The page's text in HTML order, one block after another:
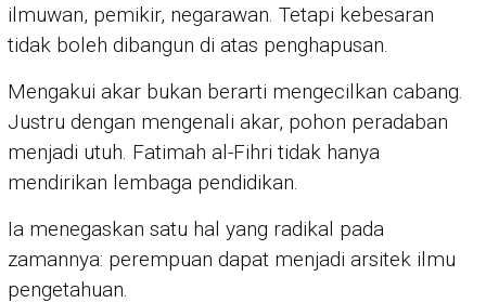
ilmuwan, pemikir, negarawan. Tetapi kebesaran
tidak boleh dibangun di atas penghapusan.
Mengakui akar bukan berarti mengecilkan cabang.
Justru dengan mengenali akar, pohon peradaban
menjadi utuh. Fatimah al-Fihri tidak hanya
mendirikan lembaga pendidikan.
Ia menegaskan satu hal yang radikal pada
zamannya: perempuan dapat menjadi arsitek ilmu
pengetahuan.